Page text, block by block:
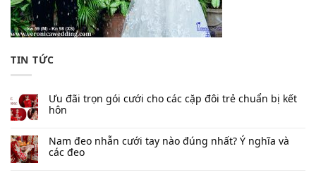
TIN TỨC
Ưu đãi trọn gói cưới cho các cặp đôi trẻ chuẩn bị kết
hôn
Nam đeo nhẫn cưới tay nào đúng nhất​? Ý nghĩa và
các đeo